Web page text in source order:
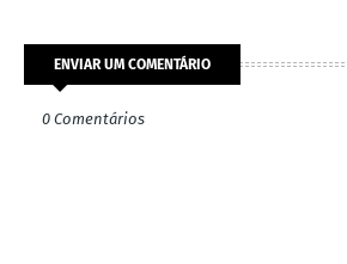
ENVIAR UM COMENTÁRIO
0 Comentários